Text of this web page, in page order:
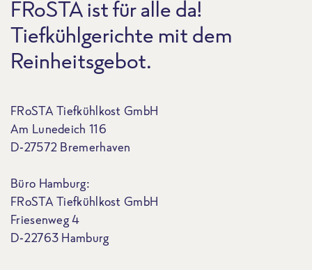
FRoSTA ist für alle da!
Tiefkühlgerichte mit dem
Reinheitsgebot.
FRoSTA Tiefkühlkost GmbH
Am Lunedeich 116
D-27572 Bremerhaven
Büro Hamburg:
FRoSTA Tiefkühlkost GmbH
Friesenweg 4
D-22763 Hamburg